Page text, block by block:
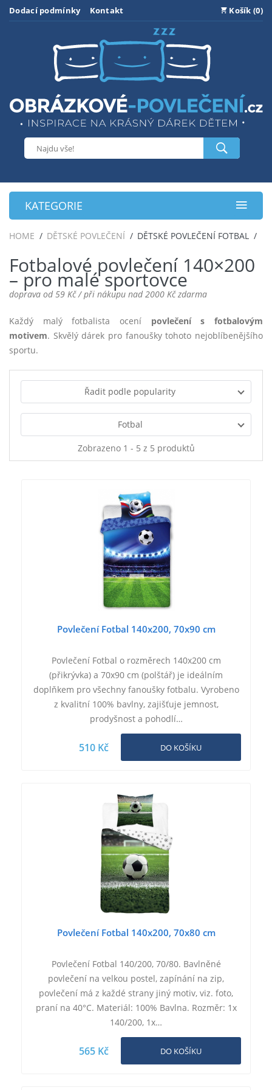
Dodací podmínky Kontakt Košík (0)
KATEGORIE
HOME DĚTSKÉ POVLEČENÍ DĚTSKÉ POVLEČENÍ FOTBAL
Fotbalové povlečení 140×200
– pro malé sportovce
doprava od 59 Kč / při nákupu nad 2000 Kč zdarma
Každý malý fotbalista ocení povlečení s fotbalovým
motivem. Skvělý dárek pro fanoušky tohoto nejoblíbenějšího
sportu.
Řadit podle popularity
Fotbal
Zobrazeno 1 - 5 z 5 produktů
Povlečení Fotbal 140x200, 70x90 cm
Povlečení Fotbal o rozměrech 140x200 cm
(přikrývka) a 70x90 cm (polštář) je ideálním
doplňkem pro všechny fanoušky fotbalu. Vyrobeno
z kvalitní 100% bavlny, zajišťuje jemnost,
prodyšnost a pohodlí…
510 Kč DO KOŠÍKU
Povlečení Fotbal 140x200, 70x80 cm
Povlečení Fotbal 140/200, 70/80. Bavlněné
povlečení na velkou postel, zapínání na zip,
povlečení má z každé strany jiný motiv, viz. foto,
praní na 40°C. Materiál: 100% Bavlna. Rozměr: 1x
140/200, 1x…
565 Kč DO KOŠÍKU